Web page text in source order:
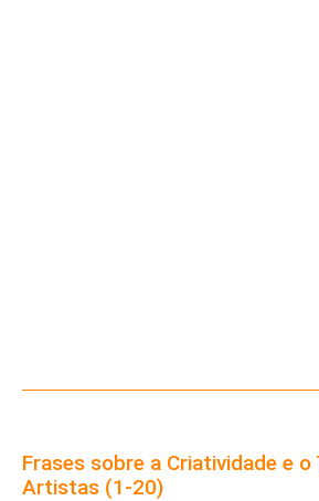
Frases sobre a Criatividade e
Artistas (1-20)